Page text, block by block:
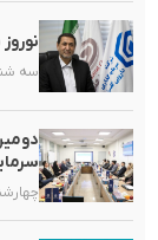
نوروز ۱۴۰۵؛ گامی استوار در مسیر سربلندی و شکوفایی
سه شنبه, ۲۶
چهارشنبه, ۶